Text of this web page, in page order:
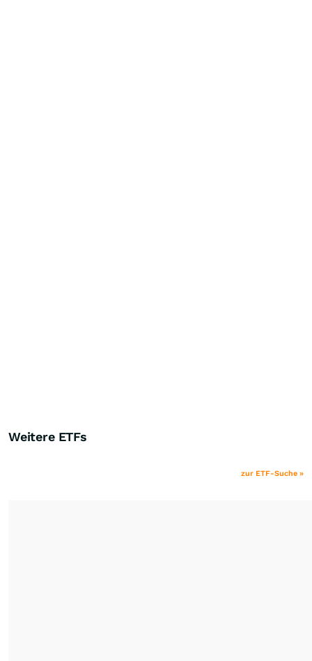
Weitere ETFs
zur ETF-Suche »